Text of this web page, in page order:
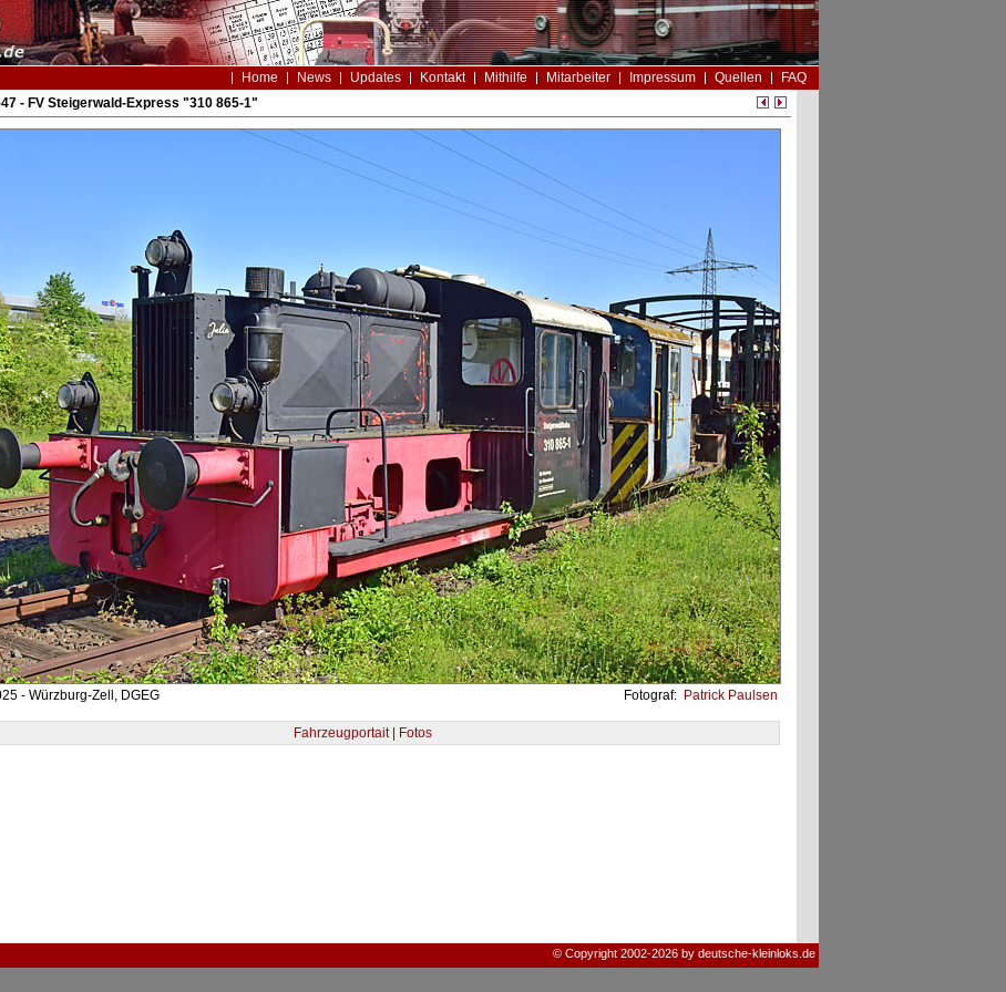
Home News Updates Kontakt Mithilfe Mitarbeiter Impressum Quellen
FAQ
- FV Steigerwald-Express "310 865-1"
- Würzburg-Zell, DGEG Fotograf: Patrick Paulsen
Fahrzeugportait | Fotos
© Copyright 2002-2026 by deutsche-kleinloks.de